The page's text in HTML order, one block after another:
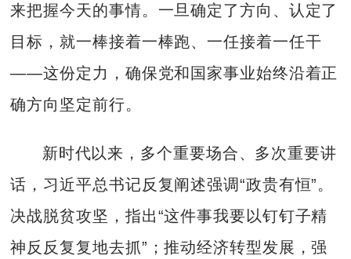
来把握今天的事情。一旦确定了方向、认定了
目标，就一棒接着一棒跑、一任接着一任干
——这份定力，确保党和国家事业始终沿着正
确方向坚定前行。
新时代以来，多个重要场合、多次重要讲
话，习近平总书记反复阐述强调“政贵有恒”。
决战脱贫攻坚，指出“这件事我要以钉钉子精
神反反复复地去抓”；推动经济转型发展，强